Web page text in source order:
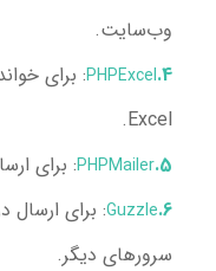
وب‌سایت.
PHPExcel: برای
Excel.
PHPMailer: برای
Guzzle
سرورهای دیگر.